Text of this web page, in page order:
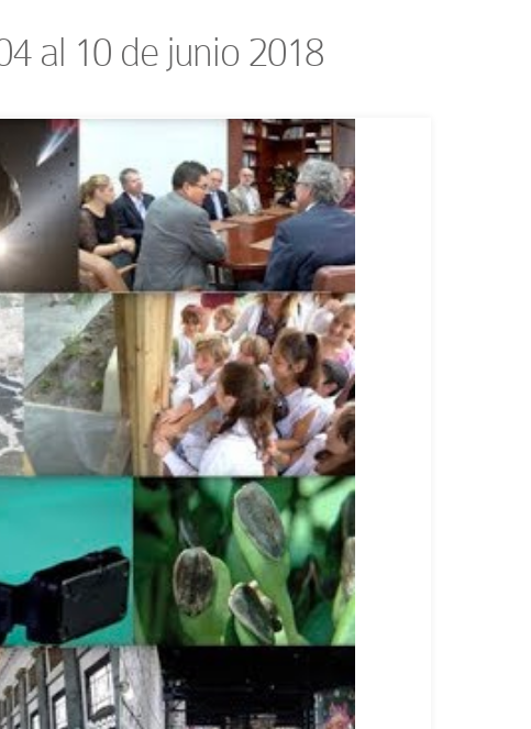
al 10 de junio 2018